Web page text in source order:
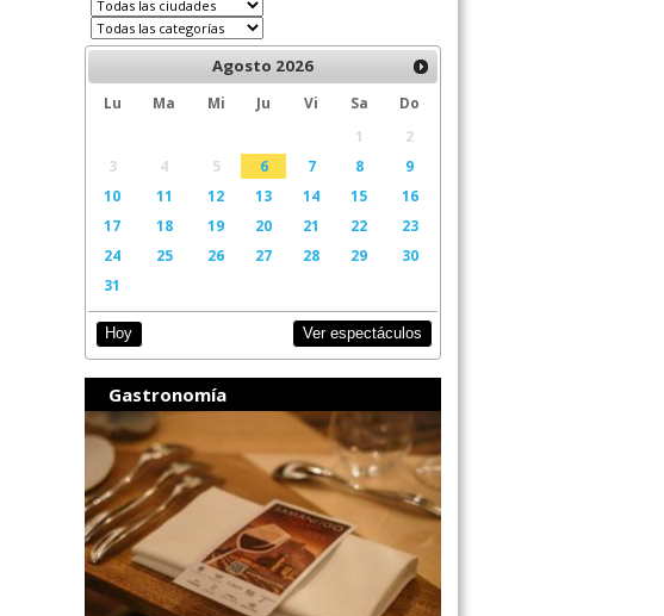
Agosto 2026
Lu Ma Mi Ju Vi Sa
Do
1
2
3
4 5 6 7 8
9
10
11 12 13 14 15
16
17
18 19 20 21 22
23
24
25 26 27 28 29
30
31
Hoy Ver espectáculos
Gastronomía